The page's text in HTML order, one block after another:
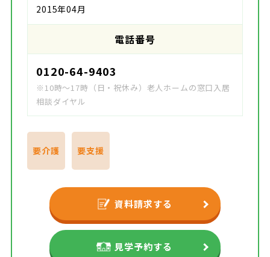
2015年04月
電話番号
0120-64-9403
※10時～17時（日・祝休み）老人ホームの窓口入居
相談ダイヤル
要介護 要支援
資料請求する
見学予約する